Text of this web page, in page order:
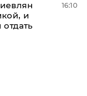
и
16:10